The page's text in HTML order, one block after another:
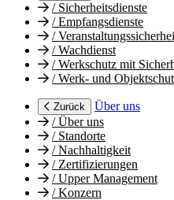
/Sicherheitsdienste
/Empfangsdienste
/
/Wachdienst
/Werkschutz mit
/Werk- und
Zurück
Über uns
/Über uns
/Standorte
/Nachhaltigkeit
/Zertifizierungen
/Upper Management
/Konzern